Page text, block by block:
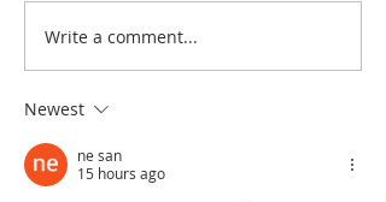
California's "Representative
Democracy" AENN
Write a comment...
Newest
ne san
15 hours ago